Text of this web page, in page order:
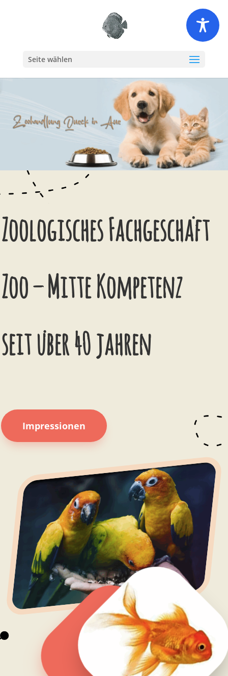
Seite wählen
Zoologisches Fachgeschäft
Zoo – Mitte Kompetenz
seit über 40 jahren
Impressionen